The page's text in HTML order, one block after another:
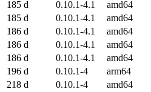
185 d
0.10.1-4.1 amd64
185 d
0.10.1-4.1 amd64
186 d
0.10.1-4.1 amd64
186 d
0.10.1-4.1 amd64
186 d
0.10.1-4.1 amd64
196 d
0.10.1-4 arm64
218 d
0.10.1-4 amd64